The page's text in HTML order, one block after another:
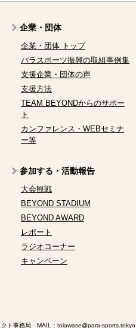
企業・団体
企業・団体 トップ
パラスポーツ振興の取組事例集
支援企業・団体の声
支援方法
TEAM BEYONDからのサポー
ト
カンファレンス・WEBセミナ
ー等
参加する・活動報告
大会観戦
BEYOND STADIUM
BEYOND AWARD
レポート
ラジオコーナー
キャンペーン
クト事務局 MAIL： toiawase@para-sports.tokyo